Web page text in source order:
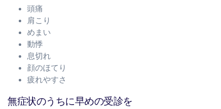
頭痛
肩こり
めまい
動悸
息切れ
顔のほてり
疲れやすさ
無症状のうちに早めの受診を